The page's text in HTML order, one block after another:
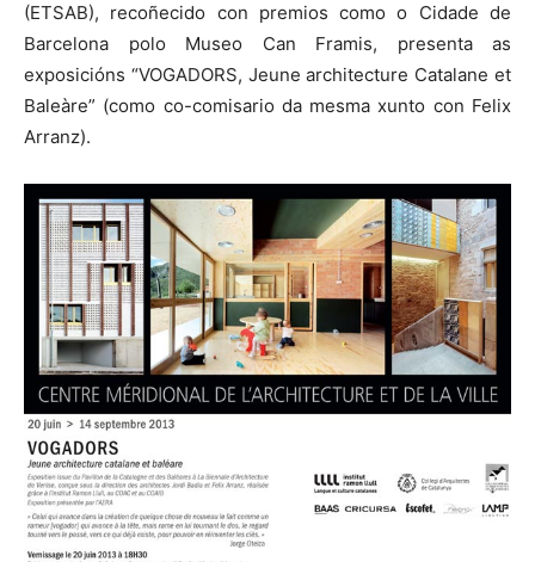
(ETSAB), recoñecido con premios como o Cidade de
Barcelona polo Museo Can Framis, presenta as
exposicións “VOGADORS, Jeune architecture Catalane et
Baleàre” (como co-comisario da mesma xunto con Felix
Arranz).